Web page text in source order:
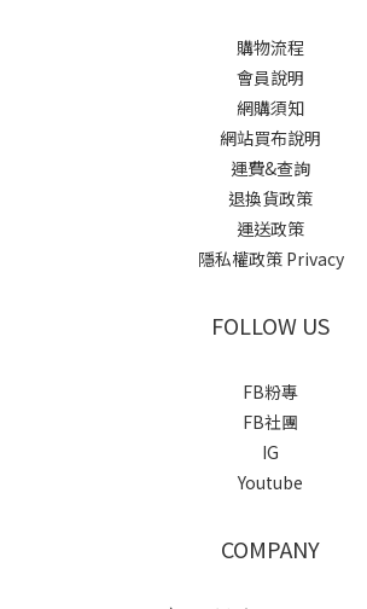
購物流程
會員說明
網購須知
網站買布說明
運費&查詢
退換貨政策
運送政策
隱私權政策 Privacy
FOLLOW US
FB粉專
FB社團
IG
Youtube
COMPANY